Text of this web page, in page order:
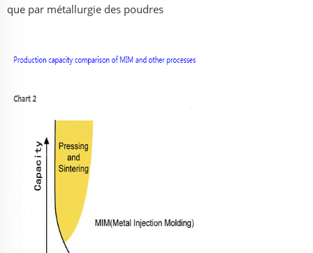
que par métallurgie des poudres